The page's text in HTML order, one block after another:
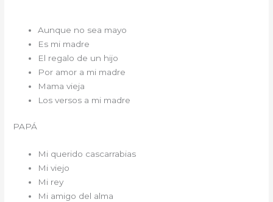
Aunque no sea mayo
Es mi madre
El regalo de un hijo
Por amor a mi madre
Mama vieja
Los versos a mi madre
PAPÁ
Mi querido cascarrabias
Mi viejo
Mi rey
Mi amigo del alma